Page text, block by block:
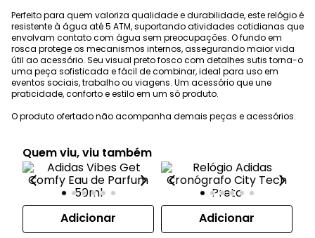
Perfeito para quem valoriza qualidade e durabilidade, este relógio é
resistente à água até 5 ATM, suportando atividades cotidianas que
envolvam contato com água sem preocupações. O fundo em
rosca protege os mecanismos internos, assegurando maior vida
útil ao acessório. Seu visual preto fosco com detalhes sutis torna-o
uma peça sofisticada e fácil de combinar, ideal para uso em
eventos sociais, trabalho ou viagens. Um acessório que une
praticidade, conforto e estilo em um só produto.
O produto ofertado não acompanha demais peças e acessórios.
Quem viu, viu também
Adicionar Adicionar